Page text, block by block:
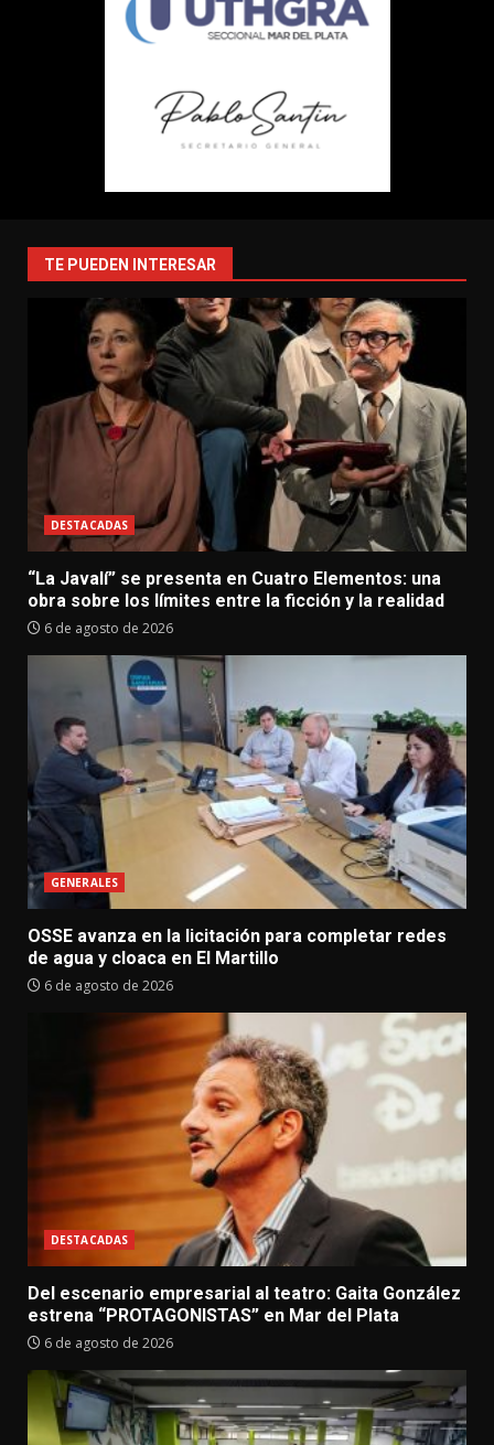
TE PUEDEN INTERESAR
DESTACADAS
“La Javalí” se presenta en Cuatro Elementos: una
obra sobre los límites entre la ficción y la realidad
6 de agosto de 2026
GENERALES
OSSE avanza en la licitación para completar redes
de agua y cloaca en El Martillo
6 de agosto de 2026
DESTACADAS
Del escenario empresarial al teatro: Gaita González
estrena “PROTAGONISTAS” en Mar del Plata
6 de agosto de 2026